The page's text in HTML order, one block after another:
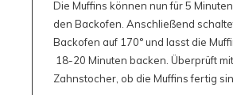
Die Muffins können nun für 5
den Backofen. Anschließend
Backofen auf 170° und lasst die
18-20 Minuten backen. Überprüft
Zahnstocher, ob die Muffins fertig